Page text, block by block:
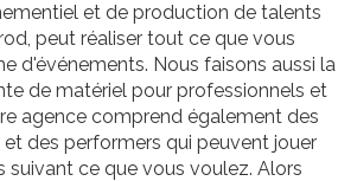
et de production de talents
peut réaliser tout ce que vous
d'événements. Nous faisons aussi la
de matériel pour professionnels et
agence comprend également des
des performers qui peuvent jouer
suivant ce que vous voulez. Alors